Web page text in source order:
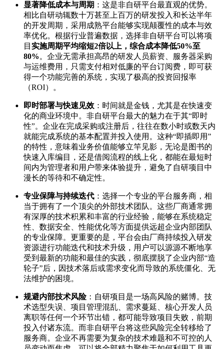
显著降低成本与周期 ：这是非自研平台最直观的优势。
相比自研动辄数十万甚至上百万的研发投入和长达半年
的开发周期，采用成熟平台能够实现颠覆性的成本与效
率优化。根据行业普遍数据，选择非自研平台可以将项
目 实施周期平均缩短2倍以上，综合成本降低50%至
80%。企业无需承担高昂的研发人员薪资、服务器采购
与运维费用，只需支付相对低廉的平台订阅费，即可获
得一个功能完善的系统，实现了极高的投资回报率
（ROI）。
即时部署与快速见效 ：时间就是金钱，尤其是在快速变
化的商业环境中。非自研平台最大的魅力在于其“即时
性”。企业在完成采购或注册后，往往在数小时或数天内
就能完成系统的基本配置并投入使用。这种“即插即用”
的特性，意味着业务价值能够立竿见影，无论是图书的
快速入库编目，还是借阅流程的线上化，都能在最短时
间内为管理者和用户带来体验提升，避免了自研项目中
漫长的等待和不确定性。
专业保障与持续迭代 ：选择一个专业的平台服务商，相
当于拥有了一个顶尖的外部技术团队。这些厂商通常拥
有深厚的技术积累和丰富的行业经验，能够在系统稳定
性、数据安全、性能优化等方面提供远超企业内部团队
的专业保障。更重要的是，平台会由厂商持续投入研发
资源进行功能迭代和技术升级，用户可以源源不断地享
受到最新的功能和最佳的实践，彻底摆脱了企业内部“造
轮子”后，因技术落后或需求变化而导致的系统僵化、无
法维护的困境。
规避内部技术风险：自研项目是一场高风险的赌博。技
术选型失误、项目管理混乱、需求蔓延、核心开发人员
离职等任何一个环节出错，都可能导致项目失败，前期
投入付诸东流。而非自研平台将这些风险完全转移给了
服务商。企业不再需要为复杂的技术难题和不可控的人